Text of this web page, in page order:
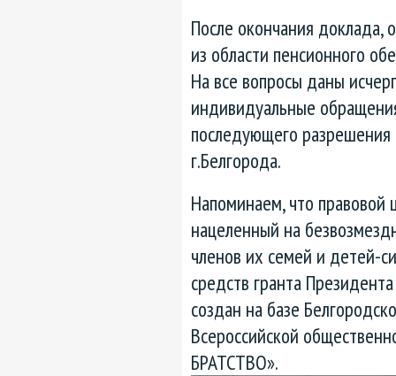
После окончания доклада,
из области пенсионного
На все вопросы даны
индивидуальные
последующего
г.Белгорода.
Напоминаем, что правовой
нацеленный на
членов их семей и детей-
средств гранта
создан на базе
Всероссийской
БРАТСТВО».